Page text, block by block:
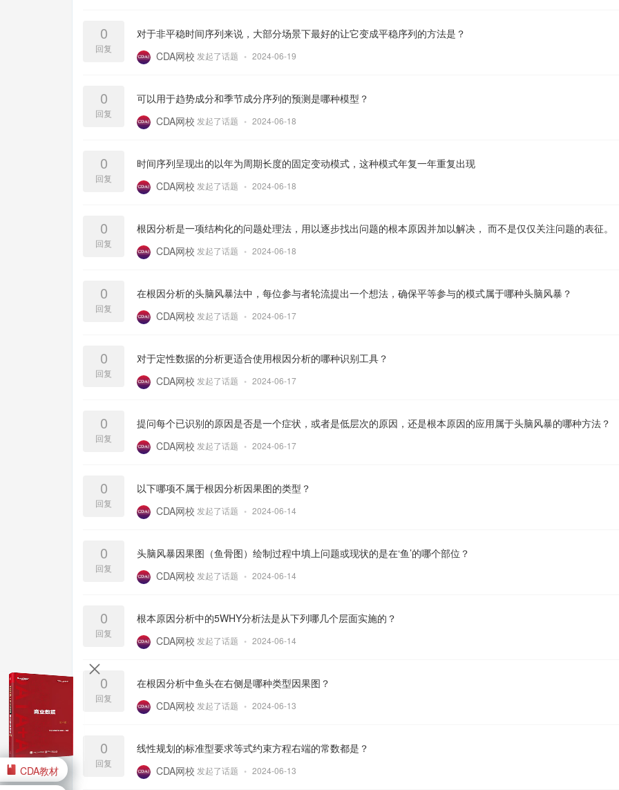
0
回复
对于非平稳时间序列来说，大部分场景下最好的让它变成平稳序列的方法是？
CDA网校 发起了话题 • 2024-06-19
0
回复
可以用于趋势成分和季节成分序列的预测是哪种模型？
CDA网校 发起了话题 • 2024-06-18
0
回复
时间序列呈现出的以年为周期长度的固定变动模式，这种模式年复一年重复出现
CDA网校 发起了话题 • 2024-06-18
0
回复
根因分析是一项结构化的问题处理法，用以逐步找出问题的根本原因并加以解决， 而不是仅仅关注问题的表征。
CDA网校 发起了话题 • 2024-06-18
0
回复
在根因分析的头脑风暴法中，每位参与者轮流提出一个想法，确保平等参与的模式属于哪种头脑风暴？
CDA网校 发起了话题 • 2024-06-17
0
回复
对于定性数据的分析更适合使用根因分析的哪种识别工具？
CDA网校 发起了话题 • 2024-06-17
0
回复
提问每个已识别的原因是否是一个症状，或者是低层次的原因，还是根本原因的应用属于头脑风暴的哪种方法？
CDA网校 发起了话题 • 2024-06-17
0
回复
以下哪项不属于根因分析因果图的类型？
CDA网校 发起了话题 • 2024-06-14
0
回复
头脑风暴因果图（鱼骨图）绘制过程中填上问题或现状的是在‘鱼’的哪个部位？
CDA网校 发起了话题 • 2024-06-14
0
回复
根本原因分析中的5WHY分析法是从下列哪几个层面实施的？
CDA网校 发起了话题 • 2024-06-14
0
回复
在根因分析中鱼头在右侧是哪种类型因果图？
CDA网校 发起了话题 • 2024-06-13
0
回复
线性规划的标准型要求等式约束方程右端的常数都是？
CDA网校 发起了话题 • 2024-06-13
CDA教材